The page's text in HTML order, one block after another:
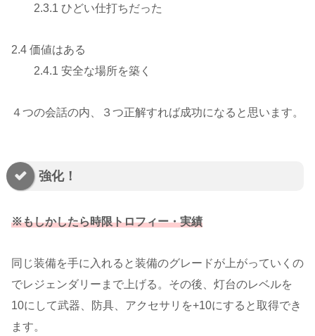
2.3.1 ひどい仕打ちだった
2.4 価値はある
2.4.1 安全な場所を築く
４つの会話の内、３つ正解すれば成功になると思います。
強化！
※もしかしたら時限トロフィー・実績
同じ装備を手に入れると装備のグレードが上がっていくの
でレジェンダリーまで上げる。その後、灯台のレベルを
10にして武器、防具、アクセサリを+10にすると取得でき
ます。